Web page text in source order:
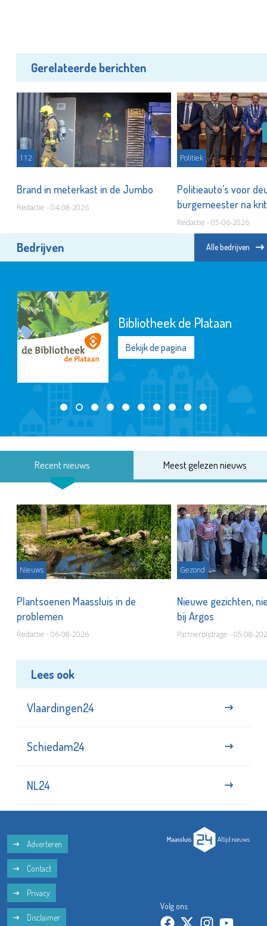
Gerelateerde berichten
112
Brand in meterkast in de Jumbo
Redactie - 04-08-2026
Politiek
Politieauto’s voor
burgemeester na
asielbeleid nieuwe
Redactie - 05-06-2026
Bedrijven Alle bedrijven
Bibliotheek de Plataan
Bekijk de pagina
Recent nieuws Meest gelezen nieuws
Nieuws
Plantsoenen Maassluis in de
problemen
Redactie - 06-08-2026
Gezond
Nieuwe gezichten,
bij Argos
Partnerbijdrage - 05-08-
Lees ook
Vlaardingen24
Schiedam24
NL24
Adverteren
Contact
Privacy
Disclaimer
Volg ons: